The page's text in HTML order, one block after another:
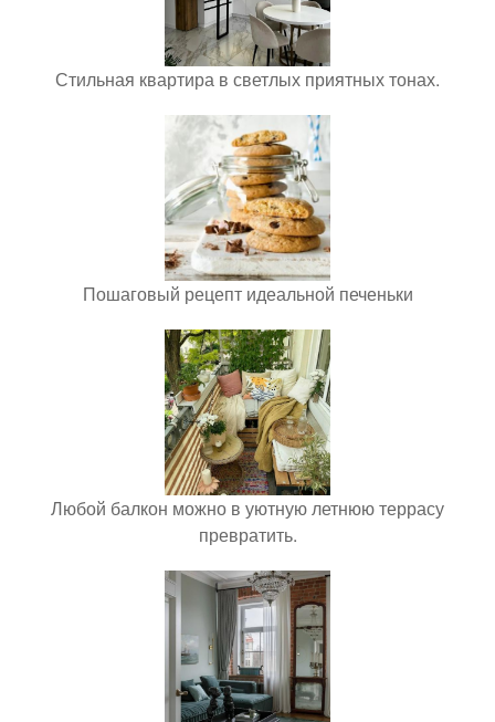
Стильная квартира в светлых приятных тонах.
Пошаговый рецепт идеальной печеньки
Любой балкон можно в уютную летнюю террасу
превратить.